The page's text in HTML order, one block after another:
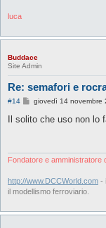
luca
Buddace
Site Admin
Re: semafori e
#14
M
s
i
giovedì 14 novembre
Il solito che uso non lo
Fondatore e amministratore
http://www.DCCWorld.com -
il modellismo ferroviario.